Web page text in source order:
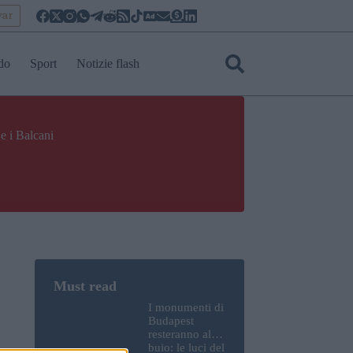
Sport Notizie flash
i Balcani
I monumenti di
Budapest
resteranno al
buio: le luci del